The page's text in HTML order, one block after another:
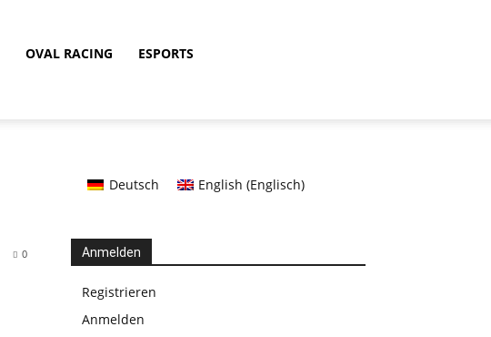
OVAL RACING ESPORTS
0
Deutsch English (Englisch)
Anmelden
Registrieren
Anmelden